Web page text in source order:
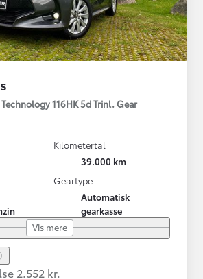
116HK 5d Trinl. Gear
Kilometertal
39.000 km
Geartype
Automatisk
gearkasse
Vis mere
2.552 kr.